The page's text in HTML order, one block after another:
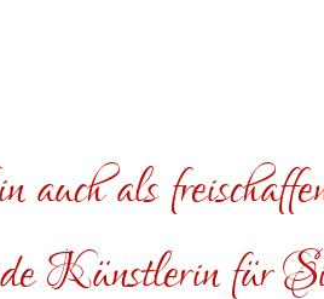
als
Künstlerin für